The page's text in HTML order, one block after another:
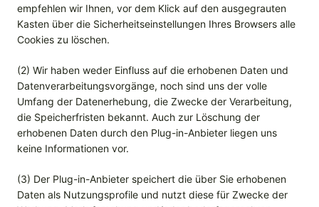
empfehlen wir Ihnen, vor dem Klick auf den ausgegrauten
Kasten über die Sicherheitseinstellungen Ihres Browsers alle
Cookies zu löschen.
(2) Wir haben weder Einfluss auf die erhobenen Daten und
Datenverarbeitungsvorgänge, noch sind uns der volle
Umfang der Datenerhebung, die Zwecke der Verarbeitung,
die Speicherfristen bekannt. Auch zur Löschung der
erhobenen Daten durch den Plug-in-Anbieter liegen uns
keine Informationen vor.
(3) Der Plug-in-Anbieter speichert die über Sie erhobenen
Daten als Nutzungsprofile und nutzt diese für Zwecke der